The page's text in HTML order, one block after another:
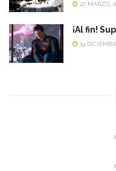
27 MARZO,
¡Al fin!
19